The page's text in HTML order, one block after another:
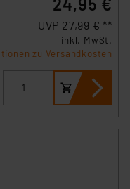
UVP 27,99 € **
inkl. MwSt.
zu Versandkosten